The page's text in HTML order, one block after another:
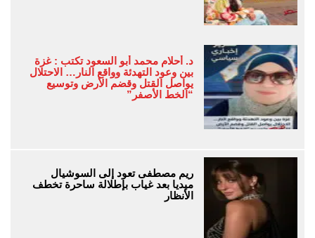
د. أحلام محمد أبو السعود تكتب : غزة
بين وعود التهدئة وواقع النار… الاحتلال
يواصل القتل وقضم الأرض وتوسيع
“الخط الأصفر”
ريم مصطفى تعود إلى السوشيال
ميديا بعد غياب بإطلالة ساحرة تخطف
الأنظار